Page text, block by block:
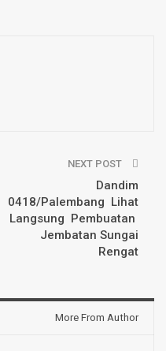
NEXT POST
Dandim
0418/Palembang Lihat
Langsung Pembuatan
Jembatan Sungai
Rengat
More From Author